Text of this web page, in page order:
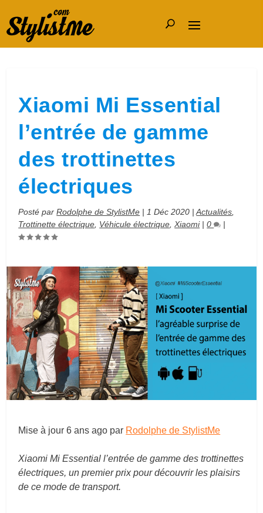
Xiaomi Mi Essential
l’entrée de gamme
des trottinettes
électriques
Posté parRodolphe de StylistMe | 1 Déc 2020 |Actualités
Trottinette électrique Véhicule électrique Xiaomi|0 |
Mise à jour6 ans ago par Rodolphe de StylistMe
Xiaomi Mi Essential l’entrée de gamme des trottinettes
électriques, un premier prix pour découvrir les plaisirs
de ce mode de transport.